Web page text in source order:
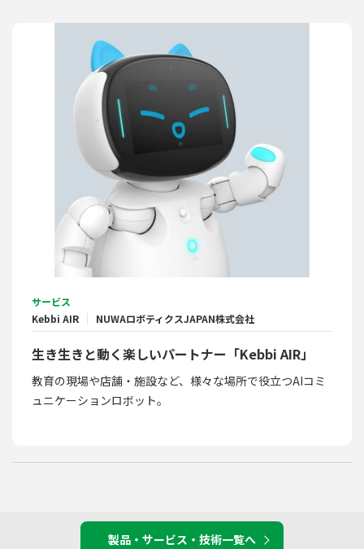
サービス
Kebbi AIR
NUWAロボティクスJAPAN株式会社
生き生きと動く楽しいパートナー「Kebbi AIR」
教育の現場や店舗・施設など、様々な場所で役立つAIコミ
ュニケーションロボット。
製品・サービス・技術一覧へ